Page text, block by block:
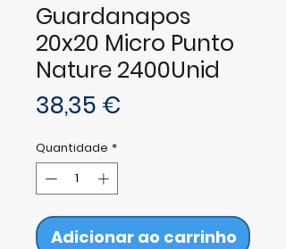
Guardanapos
20x20 Micro Punto
Nature 2400Unid
38,35 €
Quantidade *
Adicionar ao carrinho